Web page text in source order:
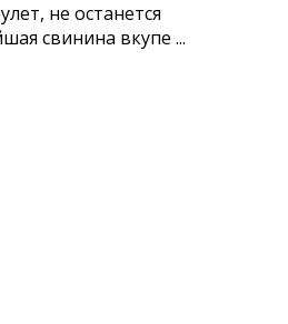
не останется
свинина вкупе ...